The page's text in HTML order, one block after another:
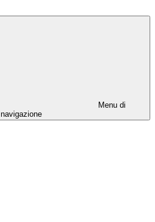
Menu di
navigazione